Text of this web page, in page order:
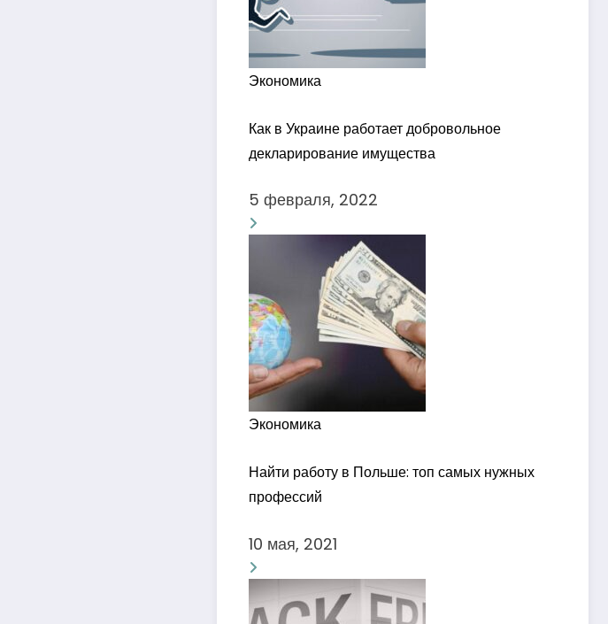
Экономика
Как в Украине работает добровольное
декларирование имущества
5 февраля, 2022
Экономика
Найти работу в Польше: топ самых нужных
профессий
10 мая, 2021